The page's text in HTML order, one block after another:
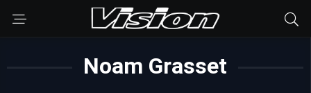
Noam Grasset